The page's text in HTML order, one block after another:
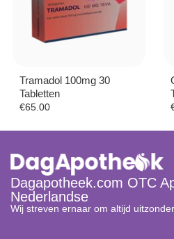
Tramadol 100mg 30
Tabletten
€65.00
Dagapotheek.com OTC
Nederlandse
Wij streven ernaar om altijd